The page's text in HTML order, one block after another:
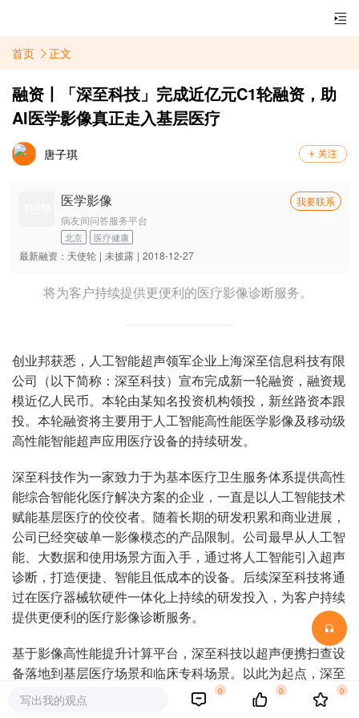
首页 正文
融资丨「深至科技」完成近亿元C1轮融资，助
AI医学影像真正走入基层医疗
唐子琪
医学影像
我要联系
病友间问答服务平台
北京 医疗健康
最新融资： 天使轮 | 未披露 | 2018-12-27
将为客户持续提供更便利的医疗影像诊断服务。
创业邦获悉，人工智能超声领军企业上海深至信息科技有限
公司（以下简称：深至科技）宣布完成新一轮融资，融资规
模近亿人民币。本轮由某知名投资机构领投，新丝路资本跟
投。本轮融资将主要用于人工智能高性能医学影像及移动级
高性能智能超声应用医疗设备的持续研发。
深至科技作为一家致力于为基本医疗卫生服务体系提供高性
能综合智能化医疗解决方案的企业，一直是以人工智能技术
赋能基层医疗的佼佼者。随着长期的研发积累和商业进展，
公司已经突破单一影像模态的产品限制。公司最早从人工智
能、大数据和使用场景方面入手，通过将人工智能引入超声
诊断，打造便捷、智能且低成本的设备。后续深至科技将通
过在医疗器械软硬件一体化上持续的研发投入，为客户持续
提供更便利的医疗影像诊断服务。
基于影像高性能提升计算平台，深至科技以超声便携扫查设
备落地到基层医疗场景和临床专科场景。以此为起点，深至
科技将引领 AI 技术在 MRI的蓝海中开拓创新，从0到1地构
建影像一体化解决方案新应用场景。
写出我的观点
0 0 0